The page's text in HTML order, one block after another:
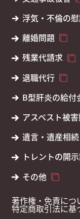
浮気・不倫の
離婚問題
残業代請求
退職代行
B型肝炎の給付
アスベスト被
遺言・遺産相続
トレントの開
その他
著作権・免責につ
特定商取引法に基